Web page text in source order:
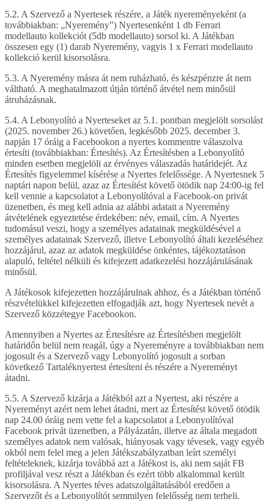
5.2. A Szervező a Nyertesek részére, a Játék nyereményeként (a
továbbiakban: „Nyeremény”) Nyertesenként 1 db Ferrari
modellauto kollekciót (5db modellauto) sorsol ki. A Játékban
összesen egy (1) darab Nyeremény, vagyis 1 x Ferrari modellauto
kollekció kerül kisorsolásra.
5.3. A Nyeremény másra át nem ruházható, és készpénzre át nem
váltható. A meghatalmazott útján történő átvétel nem minősül
átruházásnak.
5.4. A Lebonyolító a Nyerteseket az 5.1. pontban megjelölt sorsolást
(2025. november 26.) követően, legkésőbb 2025. december 3.
napján 17 óráig a Facebookon a nyertes kommentre válaszolva
értesíti (továbbiakban: Értesítés). Az Értesítésben a Lebonyolító
minden esetben megjelöli az érvényes válaszadás határidejét. Az
Értesítés figyelemmel kísérése a Nyertes felelőssége. A Nyertesnek 5
naptári napon belül, azaz az Értesítést követő ötödik nap 24:00-ig fel
kell vennie a kapcsolatot a Lebonyolítóval a Facebook-on privát
üzenetben, és meg kell adnia az alábbi adatait a Nyeremény
átvételének egyeztetése érdekében: név, email, cím. A Nyertes
tudomásul veszi, hogy a személyes adatainak megküldésével a
személyes adatainak Szervező, illetve Lebonyolító általi kezeléséhez
hozzájárul, azaz az adatok megküldése önkéntes, tájékoztatáson
alapuló, feltétel nélküli és kifejezett adatkezelési hozzájárulásának
minősül.
A Játékosok kifejezetten hozzájárulnak ahhoz, és a Játékban történő
részvételükkel kifejezetten elfogadják azt, hogy Nyertesek nevét a
Szervező közzétegye Facebookon.
Amennyiben a Nyertes az Értesítésre az Értesítésben megjelölt
határidőn belül nem reagál, úgy a Nyereményre a továbbiakban nem
jogosult és a Szervező vagy Lebonyolító jogosult a sorban
következő Tartaléknyertest értesíteni és részére a Nyereményt
átadni.
5.5. A Szervező kizárja a Játékból azt a Nyertest, aki részére a
Nyereményt azért nem lehet átadni, mert az Értesítést követő ötödik
nap 24.00 óráig nem vette fel a kapcsolatot a Lebonyolítóval
Facebook privát üzenetben, a Pályázatán, illetve az általa megadott
személyes adatok nem valósak, hiányosak vagy tévesek, vagy egyéb
okból nem felel meg a jelen Játékszabályzatban leírt személyi
feltételeknek, kizárja továbbá azt a Játékost is, aki nem saját FB
profiljával vesz részt a Játékban és ezért több alkalommal került
kisorsolásra. A Nyertes téves adatszolgáltatásából eredően a
Szervezőt és a Lebonyolítót semmilyen felelősség nem terheli.